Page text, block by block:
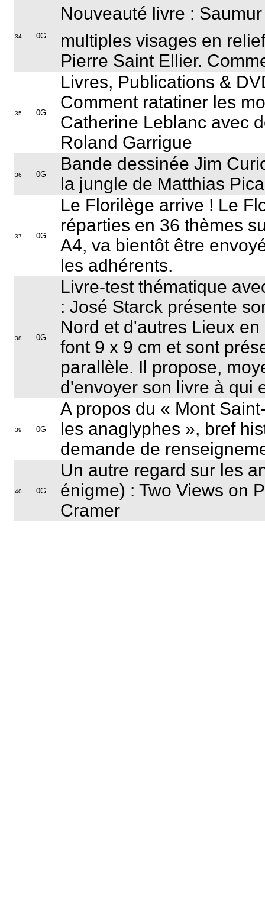
34 0G
Nouveauté livre : Saumur
multiples visages en
Pierre Saint Ellier.
35 0G
Livres, Publications &
Comment ratatiner les
Catherine Leblanc avec
Roland Garrigue
36 0G
Bande dessinée Jim
la jungle de Matthias
37 0G
Le Florilège arrive ! Le
réparties en 36 thèmes
A4, va bientôt être
les adhérents.
38 0G
Livre-test thématique
: José Starck présente
Nord et d'autres Lieux
font 9 x 9 cm et sont
parallèle. Il propose,
d'envoyer son livre à qui
39 0G
A propos du « Mont
les anaglyphes », bref
demande de
40 0G
Un autre regard sur les
énigme) : Two Views on
Cramer